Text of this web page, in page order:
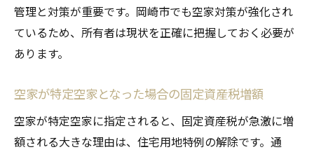
管理と対策が重要です。岡崎市でも空家対策が強化され
ているため、所有者は現状を正確に把握しておく必要が
あります。
空家が特定空家となった場合の固定資産税増額
空家が特定空家に指定されると、固定資産税が急激に増
額される大きな理由は、住宅用地特例の解除です。通